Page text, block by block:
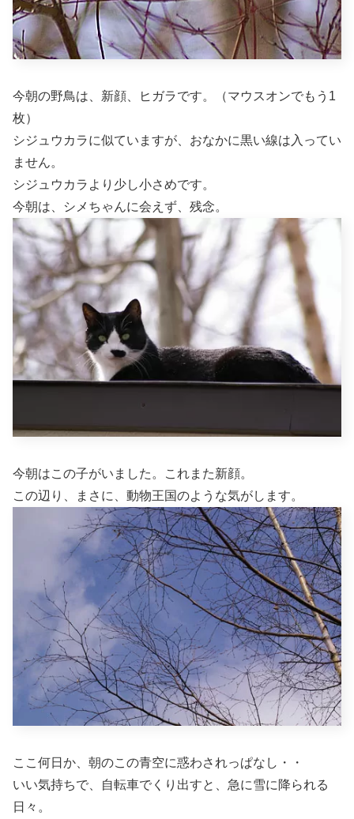
今朝の野鳥は、新顔、ヒガラです。（マウスオンでもう1
枚）
シジュウカラに似ていますが、おなかに黒い線は入ってい
ません。
シジュウカラより少し小さめです。
今朝は、シメちゃんに会えず、残念。
今朝はこの子がいました。これまた新顔。
この辺り、まさに、動物王国のような気がします。
ここ何日か、朝のこの青空に惑わされっぱなし・・
いい気持ちで、自転車でくり出すと、急に雪に降られる
日々。